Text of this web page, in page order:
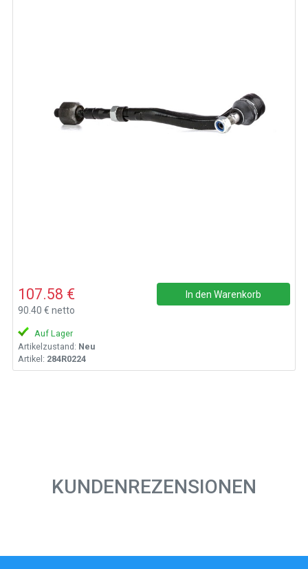
107.58 €
90.40 € netto
In den Warenkorb
Auf Lager
Artikelzustand: Neu
Artikel: 284R0224
KUNDENREZENSIONEN